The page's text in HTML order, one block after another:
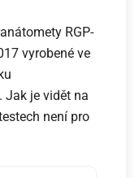
RGP-
vyrobené ve
Jak je vidět na
není pro